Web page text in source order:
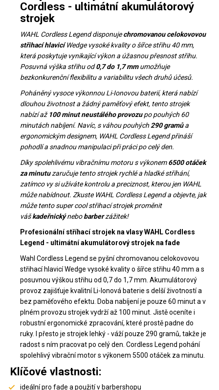
Cordless - ultimátní akumulátorový
strojek
WAHL Cordless Legend disponujechromovanou celokovovou
střihací hlavicíWedge vysoké kvality o šířce střihu 40 mm,
která poskytuje vynikající výkon a úžasnou přesnost střihu.
Posuvná výška střihu od0,7 do 1,7 mmumožňuje
bezkonkurenční flexibilitu a variabilitu všech druhů účesů.
Poháněný vysoce výkonnou Li-Ionovou baterií, která nabízí
dlouhou životnost a žádný paměťový efekt, tento strojek
nabízí až 100 minut neustálého provozupo pouhých 60
minutách nabíjení. Navíc, s váhou pouhých 290 gramůa
ergonomickým designem, WAHL Cordless Legend přináší
pohodlí a snadnou manipulaci při práci po celý den.
Díky spolehlivému vibračnímu motoru s výkonem6500 otáček
za minutuzaručuje tento strojek rychlé a hladké stříhání,
zatímco vy si užíváte kontrolu a preciznost, kterou jen WAHL
může nabídnout. Zkuste WAHL Cordless Legend a objevte, jak
může tento super cool střihací strojek proměnit
váškadeřnickýnebobarberzážitek!
Profesionální stříhací strojek na vlasy WAHL Cordless
Legend - ultimátní akumulátorový strojek na fade
Wahl Cordless Legend se pyšní chromovanou celokovovou
střihací hlavicí Wedge vysoké kvality o šířce střihu 40 mm a s
posuvnou výškou střihu od 0,7 do 1,7 mm. Akumulátorový
provoz zajišťuje kvalitní Li-Ionová baterie s delší životností a
bez paměťového efektu. Doba nabíjení je pouze 60 minut a v
plném provozu strojek vydrží až 100 minut. Jistě oceníte i
robustní ergonomické zpracování, které prostě padne do
ruky. I přesto je strojek lehký - váží pouze 290 gramů, takže je
radost s ním pracovat po celý den. Cordless Legend pohání
spolehlivý vibrační motor s výkonem 5500 otáček za minutu.
Klíčové vlastnosti:
ideální pro fade a použití v barbershopu